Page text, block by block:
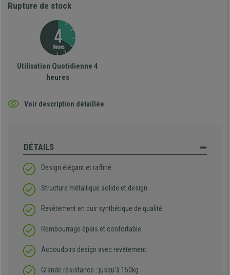
Rupture de stock
Utilisation Quotidienne 4
heures
Voir description détaillée
DÉTAILS
Design élégant et raffiné
Structure métallique solide et design
Revêtement en cuir synthétique de qualité
Rembourrage épais et confortable
Accoudoirs design avec revêtement
Grande résistance : jusqu'à 150kg